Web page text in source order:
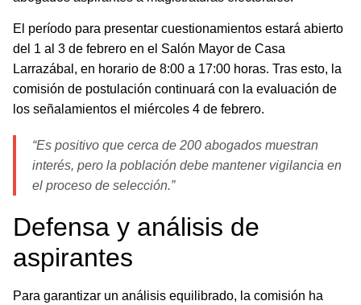
El período para presentar cuestionamientos estará abierto
del 1 al 3 de febrero en el Salón Mayor de Casa
Larrazábal, en horario de 8:00 a 17:00 horas. Tras esto, la
comisión de postulación continuará con la evaluación de
los señalamientos el miércoles 4 de febrero.
“Es positivo que cerca de 200 abogados muestran
interés, pero la población debe mantener vigilancia en
el proceso de selección.”
Defensa y análisis de
aspirantes
Para garantizar un análisis equilibrado, la comisión ha